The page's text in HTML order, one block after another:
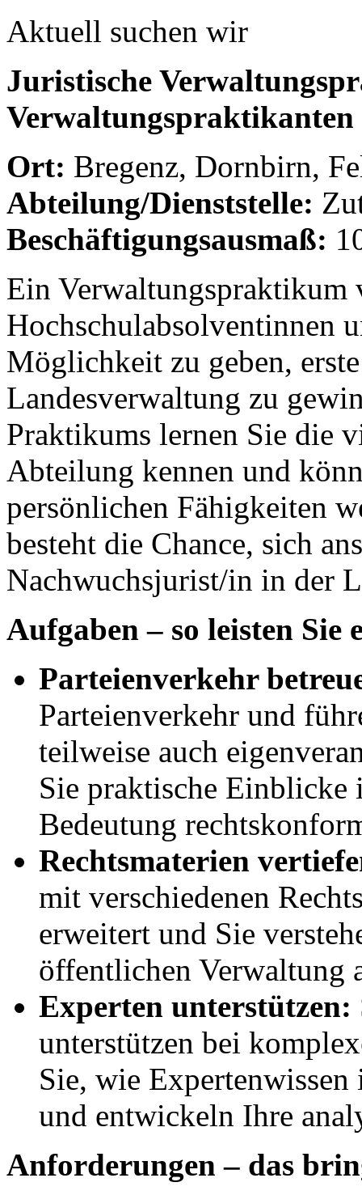
Aktuell suchen wir
Juristische
Verwaltungspraktikanten
Ort: Bregenz, Dornbirn,
Abteilung/Dienststelle:
Beschäftigungsausmaß:
Ein
Hochschulabsolventinnen
Möglichkeit zu geben,
Landesverwaltung zu
Praktikums lernen Sie die
Abteilung kennen und
persönlichen Fähigkeiten
besteht die Chance, sich
Nachwuchsjurist/in in der
Aufgaben – so leisten
Parteienverkehr
Parteienverkehr und
teilweise auch
Sie praktische
Bedeutung
Rechtsmaterien
mit verschiedenen
erweitert und Sie
öffentlichen Verwaltung
Experten unterstützen:
unterstützen bei
Sie, wie
und entwickeln Ihre
Anforderungen – das